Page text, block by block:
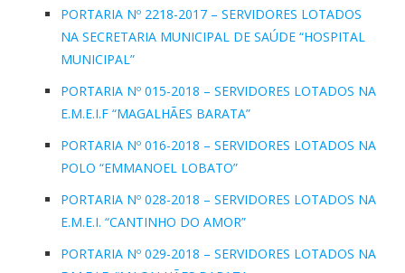
PORTARIA Nº 2218-2017 – SERVIDORES LOTADOS
NA SECRETARIA MUNICIPAL DE SAÚDE “HOSPITAL
MUNICIPAL”
PORTARIA Nº 015-2018 – SERVIDORES LOTADOS NA
E.M.E.I.F “MAGALHÃES BARATA”
PORTARIA Nº 016-2018 – SERVIDORES LOTADOS NA
POLO “EMMANOEL LOBATO”
PORTARIA Nº 028-2018 – SERVIDORES LOTADOS NA
E.M.E.I. “CANTINHO DO AMOR”
PORTARIA Nº 029-2018 – SERVIDORES LOTADOS NA